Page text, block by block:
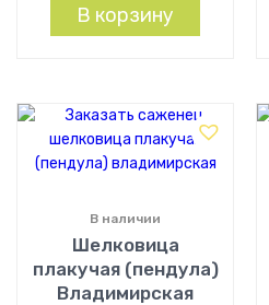
В корзину
Шелковица
плакучая (пендула)
Владимирская
В наличии